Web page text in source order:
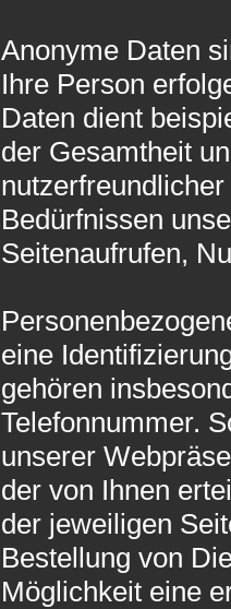
Anonyme Daten
Ihre Person
Daten dient
der Gesamtheit
Bedürfnissen
Seitenaufrufen,
eine
gehören
Telefonnummer.
unserer
der von Ihnen
der jeweiligen
Bestellung von
Möglichkeit eine